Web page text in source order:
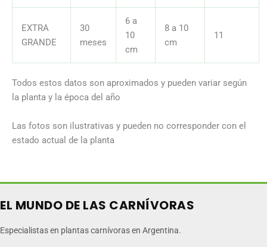
EXTRA
GRANDE
30
meses
6 a
10
cm
8 a 10
cm
11
Todos estos datos son aproximados y pueden variar según
la planta y la época del año
Las fotos son ilustrativas y pueden no corresponder con el
estado actual de la planta
EL MUNDO DE LAS CARNÍVORAS
Especialistas en plantas carnívoras en Argentina.